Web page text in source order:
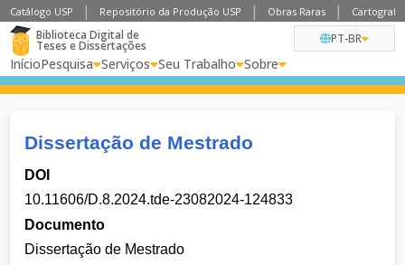
Catálogo USP Repositório da Produção USP Obras Raras
Biblioteca Digital de
Teses e Dissertações
InícioPesquisa Serviços Seu Trabalho Sobre
PT-BR
Dissertação de Mestrado
DOI
10.11606/D.8.2024.tde-23082024-124833
Documento
Dissertação de Mestrado